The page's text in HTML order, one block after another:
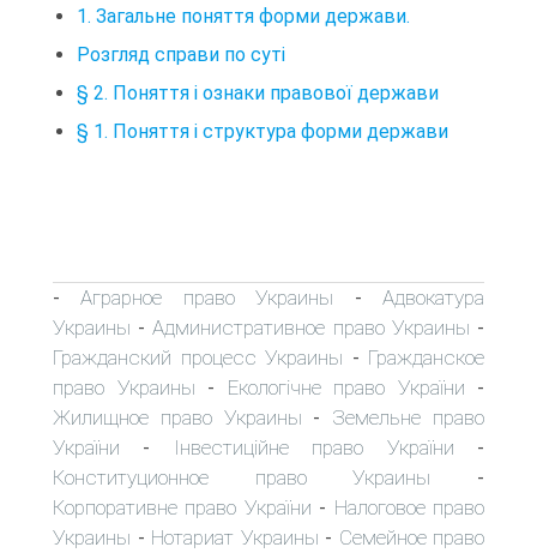
1. Загальне поняття форми держави.
Розгляд справи по суті
§ 2. Поняття і ознаки правової держави
§ 1. Поняття і структура форми держави
-Аграрное право Украины -Адвокатура
Украины -Административное право Украины -
Гражданский процесс Украины - Гражданское
право Украины - Екологічне право України -
Жилищное право Украины - Земельне право
України - Інвестиційне право України -
Конституционное право Украины -
Корпоративне право України - Налоговое право
Украины - Нотариат Украины - Семейное право